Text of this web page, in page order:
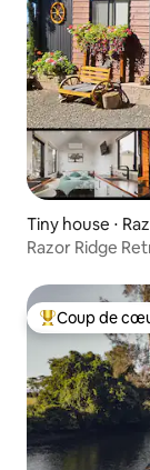
Tiny house ⋅
Razor Ridge
Coups de
Coup de